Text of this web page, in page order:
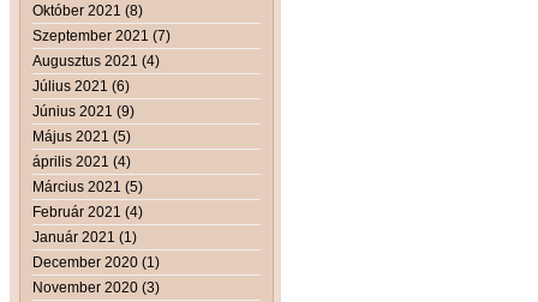
Október 2021 (8)
Szeptember 2021 (7)
Augusztus 2021 (4)
Július 2021 (6)
Június 2021 (9)
Május 2021 (5)
április 2021 (4)
Március 2021 (5)
Február 2021 (4)
Január 2021 (1)
December 2020 (1)
November 2020 (3)